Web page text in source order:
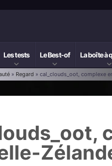
Les tests Le Best-of La boîte à
» Regard » cal_clouds_oot, complexe